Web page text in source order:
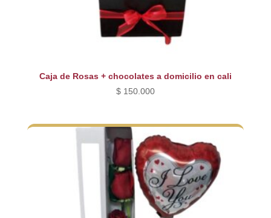
Caja de Rosas + chocolates a domicilio en cali
$150.000